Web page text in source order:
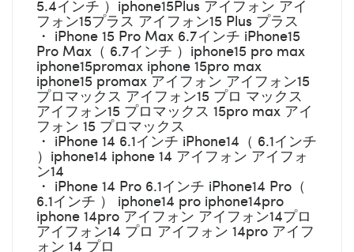
5.4インチ ）iphone15Plus アイフォン アイ
フォン15プラス アイフォン15 Plus プラス
・ iPhone 15 Pro Max 6.7インチ iPhone15
Pro Max（ 6.7インチ ）iphone15 pro max
iphone15promax iphone 15pro max
iphone15 promax アイフォン アイフォン15
プロマックス アイフォン15 プロ マックス
アイフォン15 プロマックス 15pro max アイ
フォン 15 プロマックス
・ iPhone 14 6.1インチ iPhone14（ 6.1インチ
）iphone14 iphone 14 アイフォン アイフォ
ン14
・ iPhone 14 Pro 6.1インチ iPhone14 Pro（
6.1インチ ） iphone14 pro iphone14pro
iphone 14pro アイフォン アイフォン14プロ
アイフォン14 プロ アイフォン 14pro アイフ
ォン 14 プロ